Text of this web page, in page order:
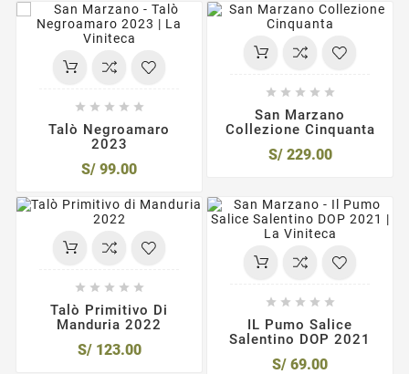
    
Talò Negroamaro
2023
S/ 99.00
    
San Marzano
Collezione Cinquanta
S/ 229.00
    
Talò Primitivo Di
Manduria 2022
S/ 123.00
    
IL Pumo Salice
Salentino DOP 2021
S/ 69.00